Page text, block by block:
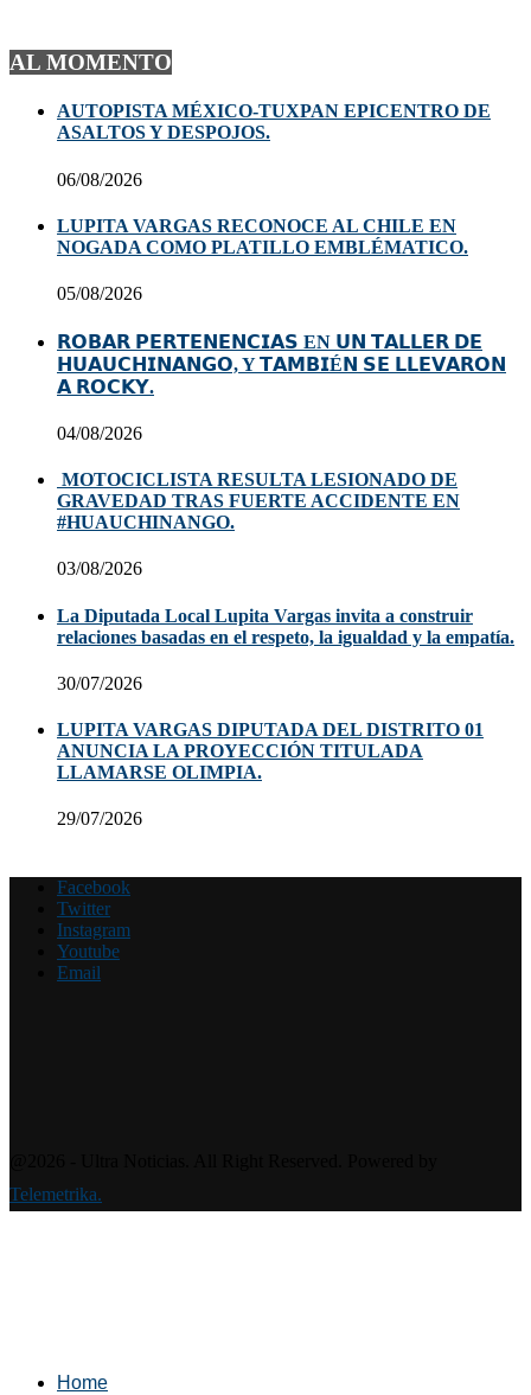
AL MOMENTO
AUTOPISTA MÉXICO-TUXPAN EPICENTRO DE
ASALTOS Y DESPOJOS.
06/08/2026
LUPITA VARGAS RECONOCE AL CHILE EN
NOGADA COMO PLATILLO EMBLÉMATICO.
05/08/2026
𝗥𝗢𝗕𝗔𝗥 𝗣𝗘𝗥𝗧𝗘𝗡𝗘𝗡𝗖𝗜𝗔𝗦 EN 𝗨𝗡 𝗧𝗔𝗟𝗟𝗘𝗥 𝗗𝗘
𝗛𝗨𝗔𝗨𝗖𝗛𝗜𝗡𝗔𝗡𝗚𝗢, Y 𝗧𝗔𝗠𝗕𝗜É𝗡 𝗦𝗘 𝗟𝗟𝗘𝗩𝗔𝗥𝗢𝗡
𝗔 𝗥𝗢𝗖𝗞𝗬.
04/08/2026
MOTOCICLISTA RESULTA LESIONADO DE
GRAVEDAD TRAS FUERTE ACCIDENTE EN
#HUAUCHINANGO.
03/08/2026
La Diputada Local Lupita Vargas invita a construir
relaciones basadas en el respeto, la igualdad y la empatía.
30/07/2026
LUPITA VARGAS DIPUTADA DEL DISTRITO 01
ANUNCIA LA PROYECCIÓN TITULADA
LLAMARSE OLIMPIA.
29/07/2026
Facebook
Twitter
Instagram
Youtube
Email
Telemetrika.
Home